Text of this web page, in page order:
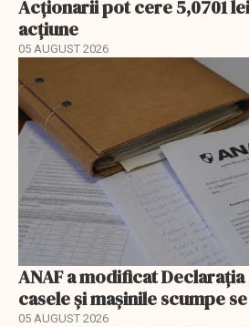
Acționarii pot cere 5,0701
acțiune
05 AUGUST 2026
ANAF a modificat Declarația
casele și mașinile scumpe
05 AUGUST 2026